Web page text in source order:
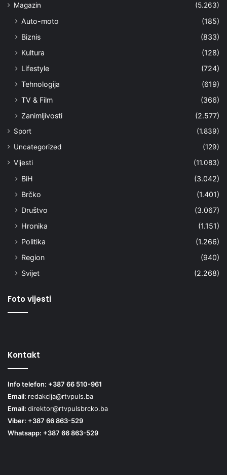
Magazin
(5.263)
Auto-moto
(185)
Biznis
(833)
Kultura
(128)
Lifestyle
(724)
Tehnologija
(619)
TV & Film
(366)
Zanimljivosti
(2.577)
Sport
(1.839)
Uncategorized
(129)
Vijesti
(11.083)
BiH
(3.042)
Brčko
(1.401)
Društvo
(3.067)
Hronika
(1.151)
Politika
(1.266)
Region
(940)
Svijet
(2.268)
Foto vijesti
Kontakt
Info telefon: +387 66 510-961
Email: redakcija@rtvpuls.ba
Email: direktor@rtvpulsbrcko.ba
Viber: +387 66 863-529
Whatsapp: +387 66 863-529